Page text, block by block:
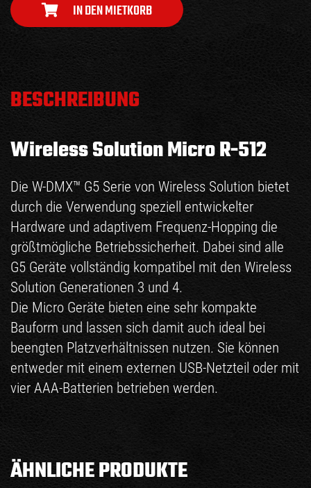
IN DEN MIETKORB
BESCHREIBUNG
Wireless Solution Micro R-512
Die W-DMX™ G5 Serie von Wireless Solution bietet
durch die Verwendung speziell entwickelter
Hardware und adaptivem Frequenz-Hopping die
größtmögliche Betriebssicherheit. Dabei sind alle
G5 Geräte vollständig kompatibel mit den Wireless
Solution Generationen 3 und 4.
Die Micro Geräte bieten eine sehr kompakte
Bauform und lassen sich damit auch ideal bei
beengten Platzverhältnissen nutzen. Sie können
entweder mit einem externen USB-Netzteil oder mit
vier AAA-Batterien betrieben werden.
ÄHNLICHE PRODUKTE